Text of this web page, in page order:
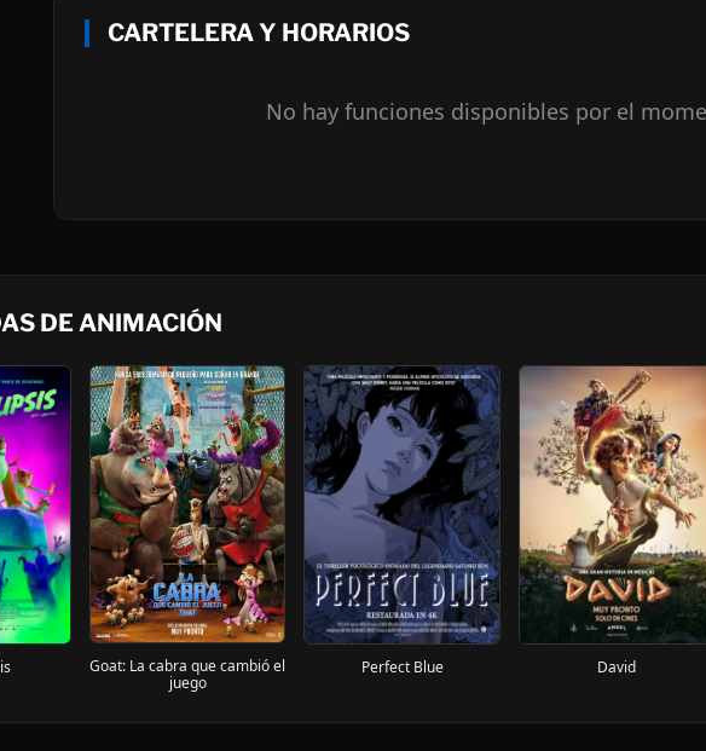
CARTELERA Y HORARIOS
No hay funciones disponibles por el
DE ANIMACIÓN
Goat: La cabra que cambió el
juego
Perfect Blue David